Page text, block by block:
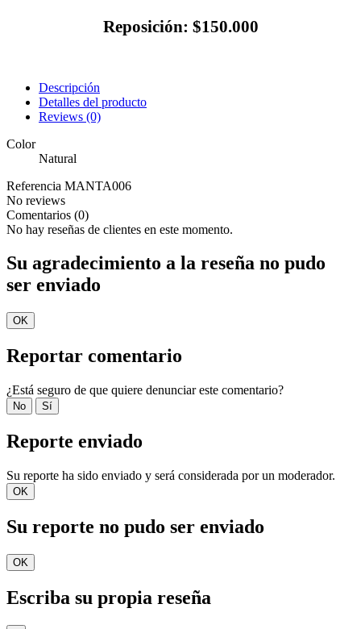
Reposición: $150.000
Descripción
Detalles del producto
Reviews (0)
Color
Natural
Referencia MANTA006
No reviews
Comentarios (0)
No hay reseñas de clientes en este momento.
Su agradecimiento a la reseña no pudo
ser enviado
OK
Reportar comentario
¿Está seguro de que quiere denunciar este comentario?
No Sí
Reporte enviado
Su reporte ha sido enviado y será considerada por un moderador.
OK
Su reporte no pudo ser enviado
OK
Escriba su propia reseña